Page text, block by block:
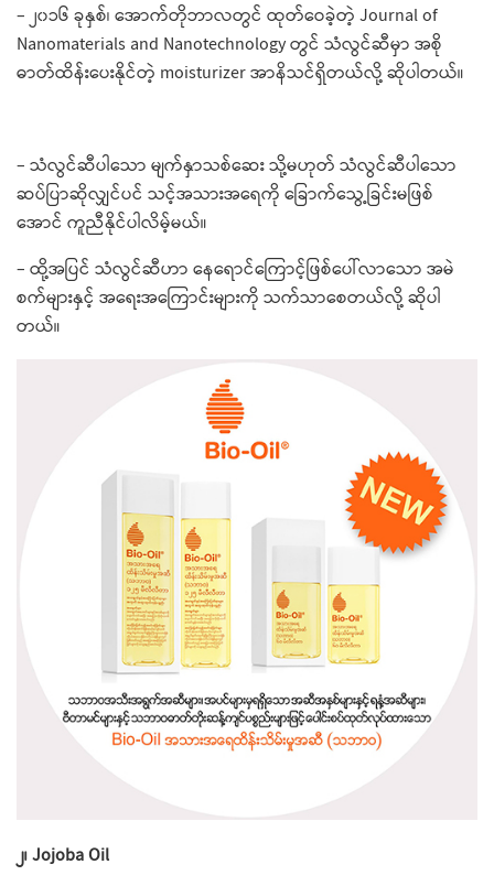
– ၂၀၁၆ ခုနှစ်၊ အောက်တိုဘာလတွင် ထုတ်​ဝေခဲ့တဲ့ Journal of
Nanomaterials and Nanotechnology တွင် သံလွင်ဆီမှာ အစို
ဓာတ်ထိန်း​ပေးနိုင်တဲ့ moisturizer အာနိသင်ရှိတယ်လို့ ဆိုပါတယ်။
– သံလွင်ဆီပါ​သော မျက်နှာသစ်​ဆေး သို့မဟုတ် သံလွင်ဆီပါ​သော
ဆပ်ပြာဆိုလျှင်ပင် သင့်အသားအ​ရေကို ​ခြောက်​သွေ့ခြင်းမဖြစ်
အောင် ကူညီနိုင်ပါလိမ့်မယ်။
– ထို့အပြင် သံလွင်ဆီဟာ ​နေ​ရောင်​ကြောင့်ဖြစ်​ပေါ်လာ​သော အမဲ
စက်များနှင့် အ​ရေးအ​ကြောင်းများကို သက်သာ​စေတယ်လို့ ဆိုပါ
တယ်။
၂၊ Jojoba Oil